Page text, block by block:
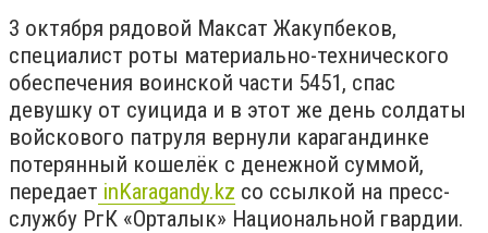
3 октября рядовой Максат Жакупбеков,
специалист роты материально-технического
обеспечения воинской части 5451, спас
девушку от суицида и в этот же день солдаты
войскового патруля вернули карагандинке
потерянный кошелёк с денежной суммой,
передает inKaragandy.kz со ссылкой на пресс-
службу РгК «Орталык» Национальной гвардии.